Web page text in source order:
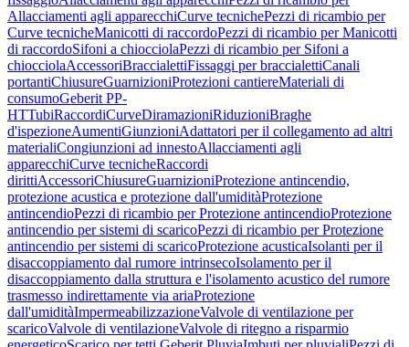
Allacciamenti agli apparecchiCurve tecnichePezzi di ricambio per
Curve tecnicheManicotti di raccordoPezzi di ricambio per Manicotti
di raccordoSifoni a chiocciolaPezzi di ricambio per Sifoni a
chiocciolaAccessoriBraccialettiFissaggi per braccialettiCanali
portantiChiusureGuarnizioniProtezioni cantiereMateriali di
consumoGeberit PP-
HTTubiRaccordiCurveDiramazioniRiduzioniBraghe
d'ispezioneAumentiGiunzioniAdattatori per il collegamento ad altri
materialiCongiunzioni ad innestoAllacciamenti agli
apparecchiCurve tecnicheRaccordi
dirittiAccessoriChiusureGuarnizioniProtezione antincendio,
protezione acustica e protezione dall'umiditàProtezione
antincendioPezzi di ricambio per Protezione antincendioProtezione
antincendio per sistemi di scaricoPezzi di ricambio per Protezione
antincendio per sistemi di scaricoProtezione acusticaIsolanti per il
disaccoppiamento dal rumore intrinsecoIsolamento per il
disaccoppiamento dalla struttura e l'isolamento acustico del rumore
trasmesso indirettamente via ariaProtezione
dall'umiditàImpermeabilizzazioneValvole di ventilazione per
scaricoValvole di ventilazioneValvole di ritegno a risparmio